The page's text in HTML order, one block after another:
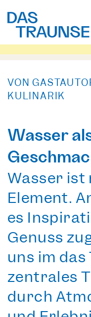
VON
KULINARIK
Wasser
Wasser ist
Element.
es
Genuss
uns im das
zentrales
durch